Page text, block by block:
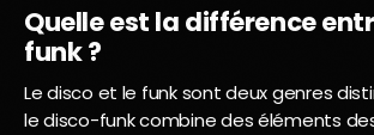
Quelle est la différence
funk ?
Le disco et le funk sont deux genres
le disco-funk combine des éléments